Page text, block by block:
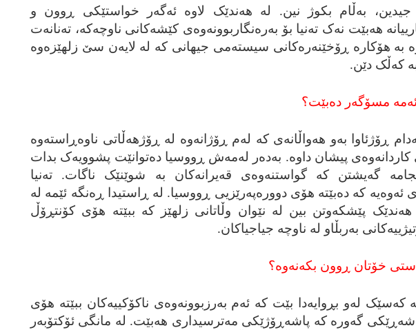
به‌ڵام بکوژ نین. له‌ هه‌ندێک لاوه‌ ئه‌گه‌ر خواستێکی ڕوون و
هه‌بێت نه‌ک ته‌نیا بۆ به‌ره‌نگاربوونه‌وه‌ی کێشه‌کانی ناوچه‌که‌، ته‌نانه‌ت
به‌ هۆکاره‌ ڕۆخێنه‌ره‌کانی سیسته‌می جیهانی که‌ له‌ لایه‌ن سێ زلهێزه‌وه‌
که‌ڵک دێن.
ئه‌مه‌ مسۆگه‌ر ده‌بێت؟
ڕۆژئاوا به‌و هه‌واڵانه‌ی که‌ له‌م ڕۆژانه‌وه‌ له‌ ڕۆژهه‌ڵاتی ناوه‌ڕاسته‌وه‌
کاردانه‌وه‌ی پیشان داوه‌. به‌ده‌ر له‌مه‌ش ڕووسیا ده‌توانێت پشوویه‌ک بدات
گه‌یشتن که‌ گواستنه‌وه‌ی قه‌یرانه‌کان به‌ شوێنێک ناگات. ته‌نیا
ئه‌وه‌یه‌ که‌ ده‌بێته‌ هۆی دووره‌په‌رێزیی ڕووسیا. له‌ ڕاستیدا ڕه‌نگه‌ ئێمه‌ له‌
پێشکه‌وتن بین له‌ نێوان وڵاتانی زلهێز که‌ ببێته‌ هۆی کۆنتڕۆڵ
به‌ربڵاو له‌ ناوچه‌ جیاجیاکان.
خۆتان ڕوون بکه‌نه‌وه‌؟
که‌سێک له‌و بڕوایه‌دا بێت که‌ ئه‌م به‌رزبوونه‌وه‌ی ناکۆکییه‌کان ببێته‌ هۆی
گه‌وره‌ که‌ پاشه‌ڕۆژێکی مه‌ترسیداری هه‌بێت. له‌ مانگی ئۆکتۆبه‌ر